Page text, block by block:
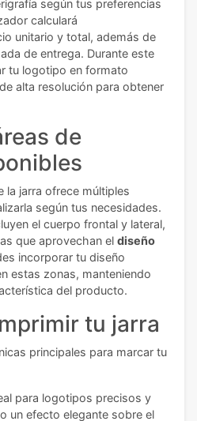
según tus preferencias
calculará
unitario y total, además de
de entrega. Durante este
tu logotipo en formato
alta resolución para obtener
de
la jarra ofrece múltiples
según tus necesidades.
el cuerpo frontal y lateral,
que aprovechan el diseño
incorporar tu diseño
estas zonas, manteniendo
del producto.
tu jarra
principales para marcar tu
para logotipos precisos y
un efecto elegante sobre el